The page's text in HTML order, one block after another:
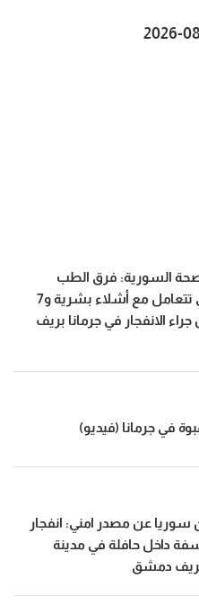
السورية: فرق الطب
الشرعي تتعامل مع أشلاء بشرية و7
الانفجار في جرمانا بريف
في جرمانا (فيديو)
سوريا عن مصدر امني: انفجار
داخل حافلة في مدينة
بريف دمشق